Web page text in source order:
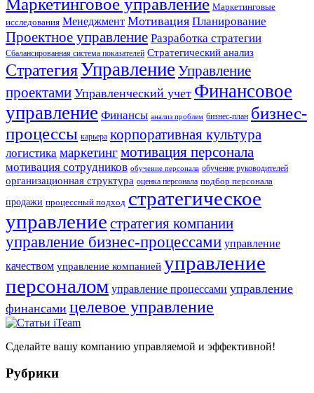
Маркетинговые
исследования Менеджмент Мотивация Планирование
Проектное управление Разработка стратегии
Сбалансированная система показателей Стратегический анализ
СтратегияУправление Управление
проектами Управленческий учет Финансовое
управление Финансы анализ проблем бизнес-план бизнес-
процессы карьера корпоративная культура
логистика маркетингмотивация персонала
мотивация сотрудников обучение персонала обучение руководителей
организационная структура оценка персонала подбор персонала
продажи процессный подход стратегическое
управление стратегия компании
управление бизнес-процессами управление
качеством управление компанией управление
персоналом управление процессами управление
финансами целевое управление
Сделайте вашу компанию управляемой и эффективной!
Рубрики